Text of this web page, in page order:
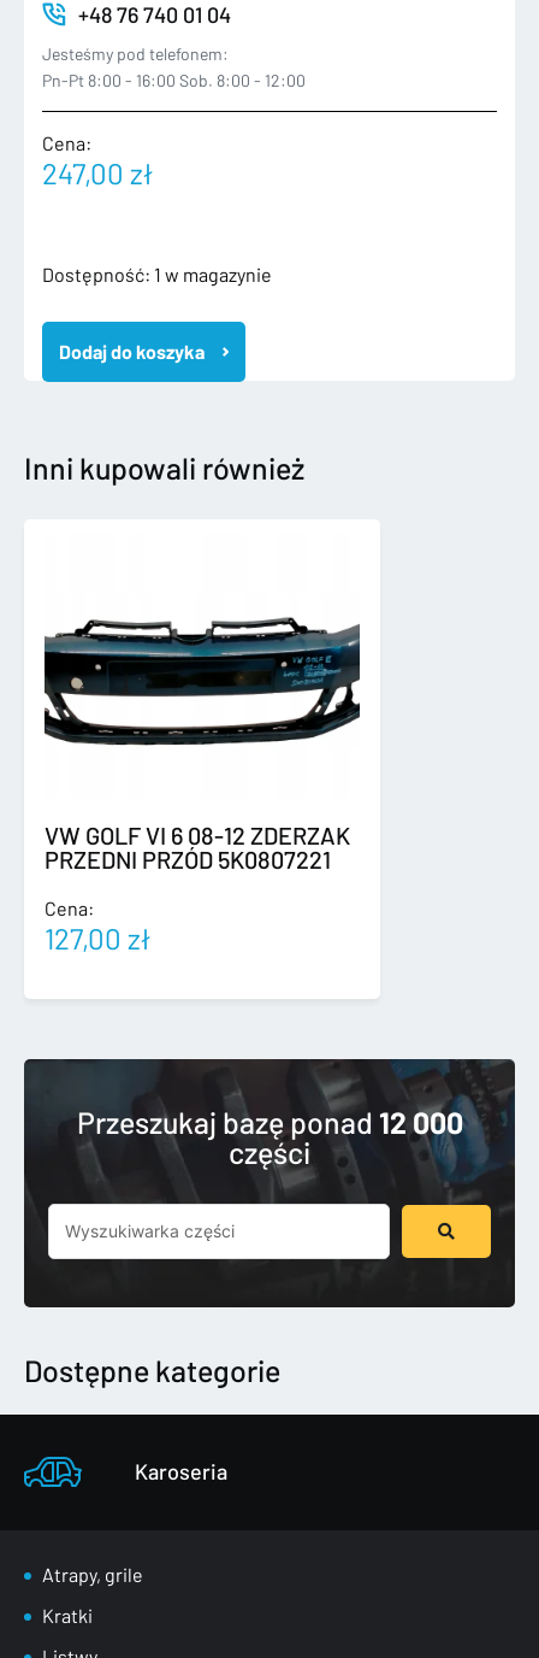
+48 76 740 01 04
Jesteśmy pod telefonem:
Pn-Pt 8:00 - 16:00 Sob. 8:00 - 12:00
Cena:
247,00 zł
Dostępność: 1 w magazynie
ilość
PROACE
2016-
PRZEDNIA
XENON
Dodaj do koszyka
Inni kupowali również
VW GOLF VI 6 08-12 ZDERZAK
PRZEDNI PRZÓD 5K0807221
Cena:
127,00 zł
Przeszukaj bazę ponad 12 000
części
Szukaj
Dostępne kategorie
Karoseria
Atrapy, grile
Kratki